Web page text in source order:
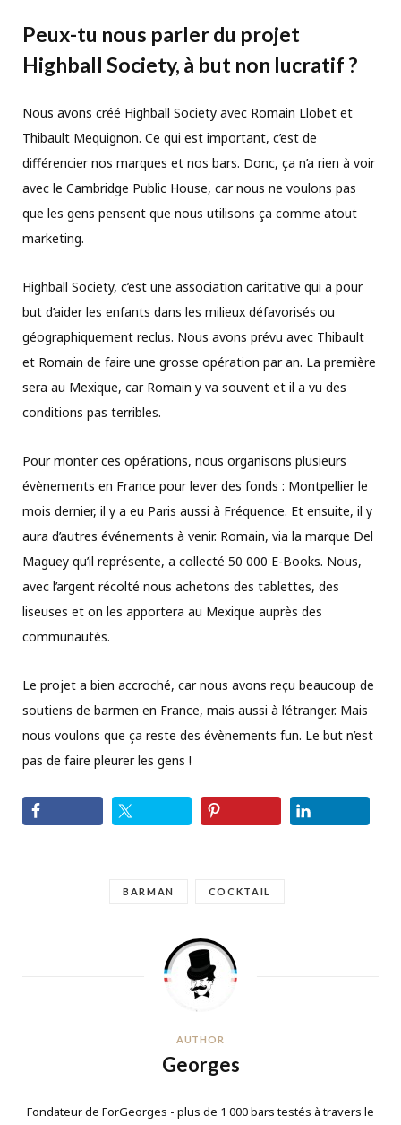
Peux-tu nous parler du projet
Highball Society, à but non lucratif ?
Nous avons créé Highball Society avec Romain Llobet et
Thibault Mequignon. Ce qui est important, c’est de
différencier nos marques et nos bars. Donc, ça n’a rien à voir
avec le Cambridge Public House, car nous ne voulons pas
que les gens pensent que nous utilisons ça comme atout
marketing.
Highball Society, c’est une association caritative qui a pour
but d’aider les enfants dans les milieux défavorisés ou
géographiquement reclus. Nous avons prévu avec Thibault
et Romain de faire une grosse opération par an. La première
sera au Mexique, car Romain y va souvent et il a vu des
conditions pas terribles.
Pour monter ces opérations, nous organisons plusieurs
évènements en France pour lever des fonds : Montpellier le
mois dernier, il y a eu Paris aussi à Fréquence. Et ensuite, il y
aura d’autres événements à venir. Romain, via la marque Del
Maguey qu’il représente, a collecté 50 000 E-Books. Nous,
avec l’argent récolté nous achetons des tablettes, des
liseuses et on les apportera au Mexique auprès des
communautés.
Le projet a bien accroché, car nous avons reçu beaucoup de
soutiens de barmen en France, mais aussi à l’étranger. Mais
nous voulons que ça reste des évènements fun. Le but n’est
pas de faire pleurer les gens !
BARMAN COCKTAIL
AUTHOR
Georges
Fondateur de ForGeorges - plus de 1 000 bars testés à travers le